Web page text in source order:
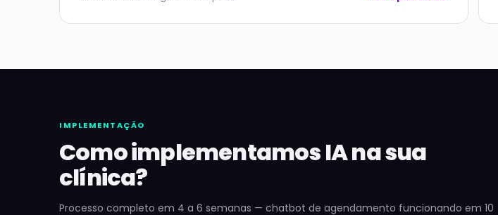
IMPLEMENTAÇÃO
Como implementamos IA na sua
clínica?
Processo completo em 4 a 6 semanas — chatbot de agendamento funcionando em 10